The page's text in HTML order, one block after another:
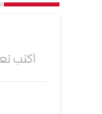
اكتب